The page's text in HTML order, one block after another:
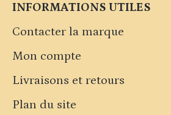
INFORMATIONS UTILES
Contacter la marque
Mon compte
Livraisons et retours
Plan du site